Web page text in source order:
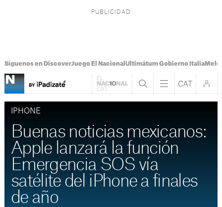
Síguenos en DiscoverJuego El Nacional Ultimátum Gobierno Italia
IPHONE
Buenas noticias mexicanos:
Apple lanzará la función
Emergencia SOS vía
satélite del iPhone a finales
de año